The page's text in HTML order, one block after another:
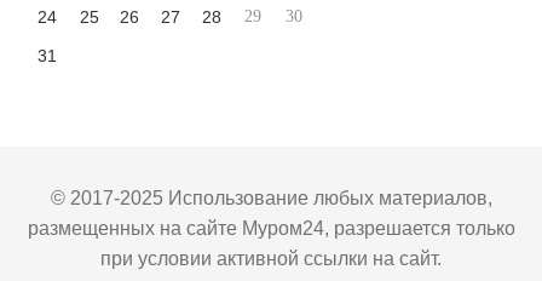
24 25 26 27 28 29 30
31
© 2017-2025 Использование любых материалов,
размещенных на сайте Муром24, разрешается только
при условии активной ссылки на сайт.